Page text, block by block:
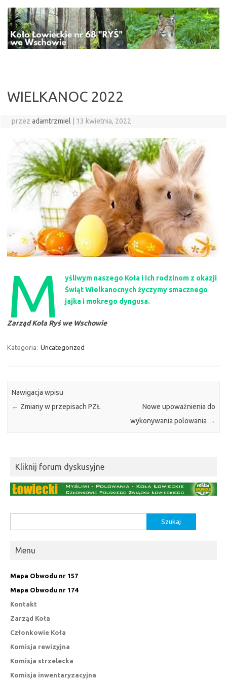
treści
WIELKANOC 2022
przez adamtrzmiel 13 kwietnia, 2022
M
yśliwym naszego Koła i ich rodzinom z okazji
Świąt Wielkanocnych życzymy smacznego
jajka i mokrego dyngusa.
Zarząd Koła Ryś we Wschowie
Kategoria: Uncategorized
Nawigacja wpisu
← Zmiany w przepisach PZŁ
Nowe upoważnienia do
wykonywania polowania →
Kliknij forum dyskusyjne
Menu
Mapa Obwodu nr 157
Mapa Obwodu nr 174
Kontakt
Zarząd Koła
Członkowie Koła
Komisja rewizyjna
Komisja strzelecka
Komisja inwentaryzacyjna